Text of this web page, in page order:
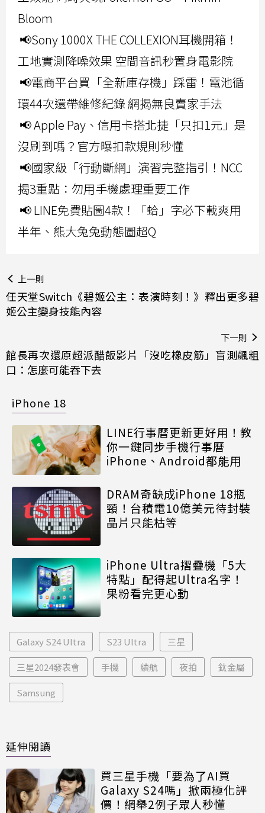
Bloom
📢Sony 1000X THE COLLEXION耳機開箱！
工地實測降噪效果 空間音訊秒置身電影院
📢電商平台買「全新庫存機」踩雷！電池循
環44次還帶維修紀錄 網揭無良賣家手法
📢 Apple Pay、信用卡搭北捷「只扣1元」是
沒刷到嗎？官方曝扣款規則秒懂
📢國家級「行動斷網」演習完整指引！NCC
揭3重點：勿用手機處理重要工作
📢 LINE免費貼圖4款！「蛤」字必下載爽用
半年、熊大兔兔動態圖超Q
上一則
任天堂Switch《碧姬公主：表演時刻！》釋出更多碧
姬公主變身技能內容
下一則
館長再次還原超派醋飯影片「沒吃橡皮筋」盲測飆粗
口：怎麼可能吞下去
iPhone 18
LINE行事曆更新更好用！教
你一鍵同步手機行事曆
iPhone、Android都能用
DRAM奇缺成iPhone 18瓶
頸！台積電10億美元待封裝
晶片只能枯等
iPhone Ultra摺疊機「5大
特點」配得起Ultra名字！
果粉看完更心動
Galaxy S24 Ultra S23 Ultra 三星
三星2024發表會 手機 續航 夜拍 鈦金屬
Samsung
延伸閱讀
買三星手機「要為了AI買
Galaxy S24嗎」掀兩極化評
價！網舉2例子眾人秒懂